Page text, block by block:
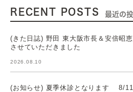
RECENT POSTS 最近の
(きた日誌) 野田 東大阪市長＆安倍昭
させていただきました
2026.08.10
(お知らせ) 夏季休診となります 8/